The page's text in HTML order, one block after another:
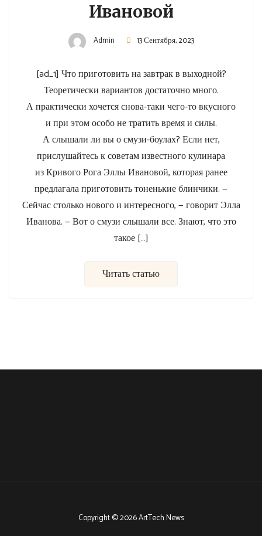
Ивановой
Admin 13 Сентября, 2023
[ad_1] Что приготовить на завтрак в выходной?
Теоретически вариантов достаточно много.
А практически хочется снова-таки чего-то вкусного
и при этом особо не тратить время и силы.
А слышали ли вы о смузи-боулах? Если нет,
прислушайтесь к советам известного кулинара
из Кривого Рога Эллы Ивановой, которая ранее
предлагала приготовить тоненькие блинчики. —
Сейчас столько нового и интересного, — говорит Элла
Иванова. — Вот о смузи слышали все. Знают, что это
такое […]
Читать статью
Copyright © 2026 ArtTech News